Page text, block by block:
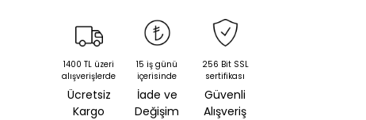
1400 TL üzeri
alışverişlerde
Ücretsiz
Kargo
15 iş günü
içerisinde
İade ve
Değişim
256 Bit SSL
sertifikası
Güvenli
Alışveriş